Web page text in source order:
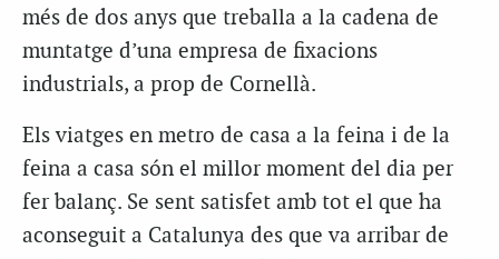
més de dos anys que treballa a la cadena de
muntatge d’una empresa de fixacions
industrials, a prop de Cornellà.
Els viatges en metro de casa a la feina i de la
feina a casa són el millor moment del dia per
fer balanç. Se sent satisfet amb tot el que ha
aconseguit a Catalunya des que va arribar de